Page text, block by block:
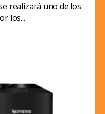
realizará uno de los
los...